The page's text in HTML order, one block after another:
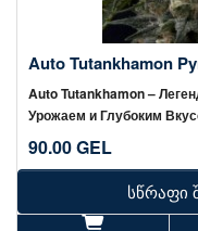
Auto Tutankhamon
Auto Tutankhamon –
Урожаем и Глубоким
90.00 GEL
სწრაფი